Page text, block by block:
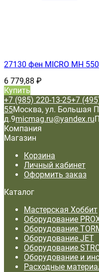
27130 фен MICRO MH 550
6 779,88 ₽
Купить
+7 (985) 220-13-25+7
55Москва, ул. Большая
д.9micmag.ru@yandex.ru
Компания
Магазин
Корзина
Личный кабинет
Оформить заказ
Каталог
Мастерская Хоббит
Оборудование
Оборудование
Оборудование JET
Оборудование
Оборудование и
Расходные